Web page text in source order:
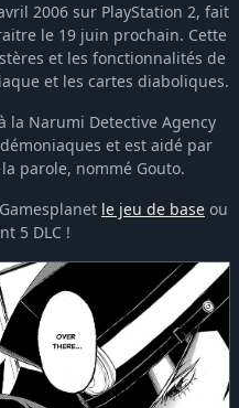
2006 sur PlayStation 2, fait
le 19 juin prochain. Cette
et les fonctionnalités de
et les cartes diaboliques.
la Narumi Detective Agency
et est aidé par
parole, nommé Gouto.
le jeu de base ou
5 DLC !